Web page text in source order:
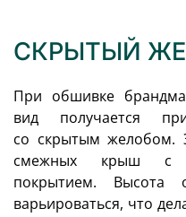
СКРЫТЫЙ
При обшивке
вид получается
со скрытым желобом.
смежных крыш с
покрытием. Высота
варьироваться, что